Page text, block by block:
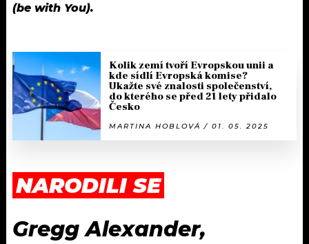
(be with You).
Kolik zemí tvoří Evropskou unii a
kde sídlí Evropská komise?
Ukažte své znalosti společenství,
do kterého se před 21 lety přidalo
Česko
MARTINA HOBLOVÁ / 01. 05. 2025
NARODILI SE
Gregg Alexander,